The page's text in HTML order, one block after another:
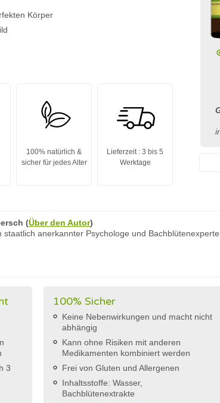
Körper
100% natürlich &
sicher für jedes Alter
Lieferzeit : 3 bis 5
Werktage
(Über den Autor)
staatlich anerkannter Psychologe und
3
100% Sicher
Keine Nebenwirkungen und macht nicht
abhängig
Kann ohne Risiken mit anderen
Medikamenten kombiniert werden
Frei von Gluten und Allergenen
Inhaltsstoffe: Wasser,
Bachblütenextrakte